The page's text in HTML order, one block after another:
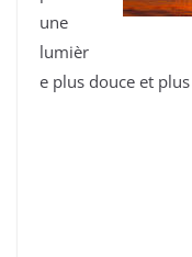
une
lumièr
e plus douce et